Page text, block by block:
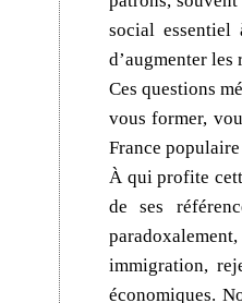
social
d’augmenter les
Ces questions
vous former,
France
À qui profite
de ses
immigration,
économiques.